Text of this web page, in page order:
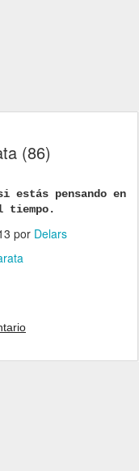
(86)
estás pensando en
tiempo.
por Delars